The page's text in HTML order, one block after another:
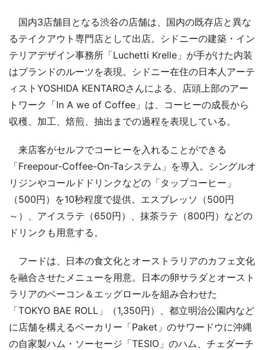
国内3店舗目となる渋谷の店舗は、国内の既存店と異な
るテイクアウト専門店として出店。シドニーの建築・イン
テリアデザイン事務所「Luchetti Krelle」が手がけた内装
はブランドのルーツを表現。シドニー在住の日本人アーテ
ィストYOSHIDA KENTAROさんによる、店頭上部のアー
トワーク「In A we of Coffee」は、コーヒーの成長から
収穫、加工、焙煎、抽出までの過程を表現している。
来店客がセルフでコーヒーを入れることができる
「Freepour-Coffee-On-Taシステム」を導入。シングルオ
リジンやコールドドリンクなどの「タップコーヒー」
（500円）を10秒程度で提供。エスプレッソ（500円
～）、アイスラテ（650円）、抹茶ラテ（800円）などの
ドリンクも用意する。
フードは、日本の食文化とオーストラリアのカフェ文化
を融合させたメニューを用意。日本の卵サラダとオースト
ラリアのベーコン＆エッグロールを組み合わせた
「TOKYO BAE ROLL」（1,350円）、都立明治公園内など
に店舗を構えるベーカリー「Paket」のサワードウに沖縄
の自家製ハム・ソーセージ「TESIO」のハム、チェダーチ